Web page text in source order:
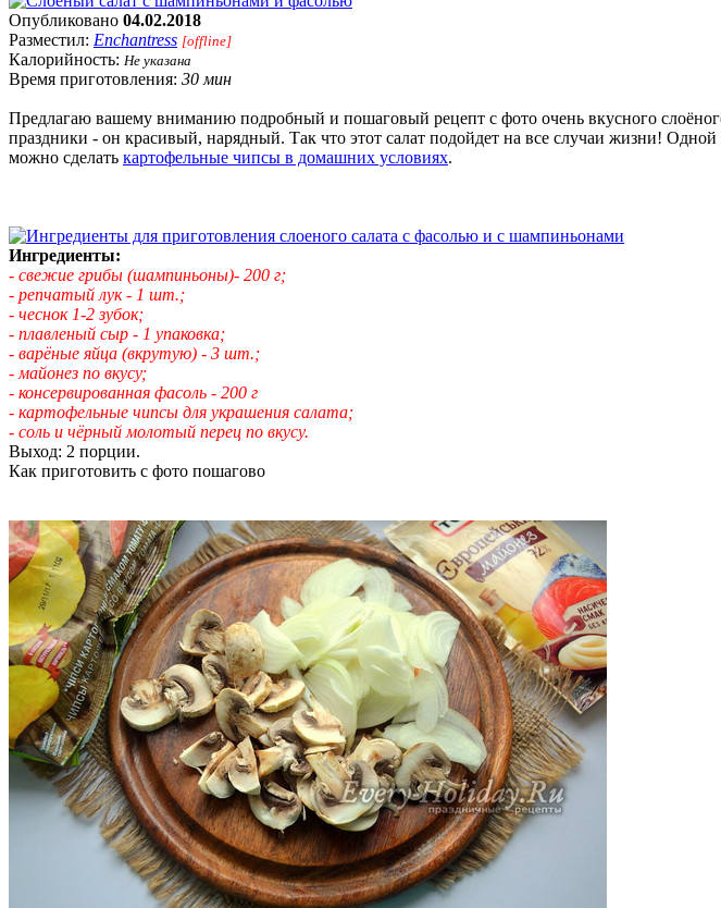
Опубликовано 04.02.2018
Разместил: Enchantress [offline]
Калорийность: Не указана
Время приготовления: 30 мин
Предлагаю вашему вниманию подробный и пошаговый рецепт с фото очень вкусного
праздники - он красивый, нарядный. Так что этот салат подойдет на все случаи жизни!
можно сделать картофельные чипсы в домашних условиях.
Ингредиенты:
- свежие грибы (шампиньоны)- 200 г;
- репчатый лук - 1 шт.;
- чеснок 1-2 зубок;
- плавленый сыр - 1 упаковка;
- варёные яйца (вкрутую) - 3 шт.;
- майонез по вкусу;
- консервированная фасоль - 200 г
- картофельные чипсы для украшения салата;
- соль и чёрный молотый перец по вкусу.
Выход: 2 порции.
Как приготовить с фото пошагово